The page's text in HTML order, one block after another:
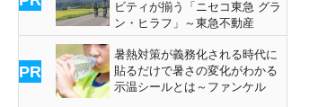
ビティが揃う「ニセコ東急 グラ
ン・ヒラフ」～東急不動産
PR
暑熱対策が義務化される時代に
貼るだけで暑さの変化がわかる
示温シールとは～ファンケル